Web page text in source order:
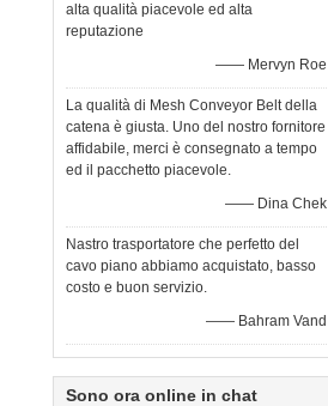
alta qualità piacevole ed alta
reputazione
—— Mervyn Roe
La qualità di Mesh Conveyor Belt della
catena è giusta. Uno del nostro fornitore
affidabile, merci è consegnato a tempo
ed il pacchetto piacevole.
—— Dina Chek
Nastro trasportatore che perfetto del
cavo piano abbiamo acquistato, basso
costo e buon servizio.
—— Bahram Vand
Sono ora online in chat